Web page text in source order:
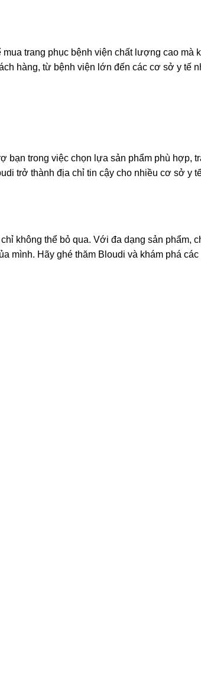
trang phục bệnh viện chất lượng cao mà
hàng, từ bệnh viện lớn đến các cơ sở y tế
trong việc chọn lựa sản phẩm phù hợp,
trở thành địa chỉ tin cậy cho nhiều cơ sở y
không thể bỏ qua. Với đa dạng sản phẩm,
mình. Hãy ghé thăm Bloudi và khám phá